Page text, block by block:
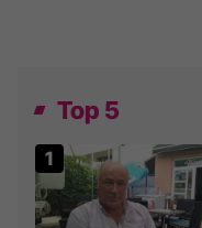
Top 5